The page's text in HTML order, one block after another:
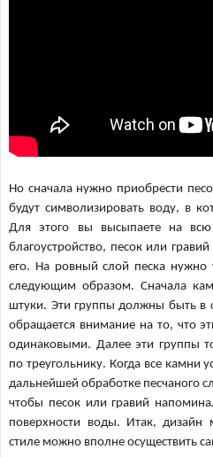
Но сначала нужно приобрести
будут символизировать воду, в
Для этого вы высыпаете на
благоустройство, песок или
его. На ровный слой песка нужно
следующим образом. Сначала
штуки. Эти группы должны быть в
обращается внимание на то, что
одинаковыми. Далее эти группы
по треугольнику. Когда все камни
дальнейшей обработке песчаного
чтобы песок или гравий
поверхности воды. Итак, дизайн
стиле можно вполне осуществить